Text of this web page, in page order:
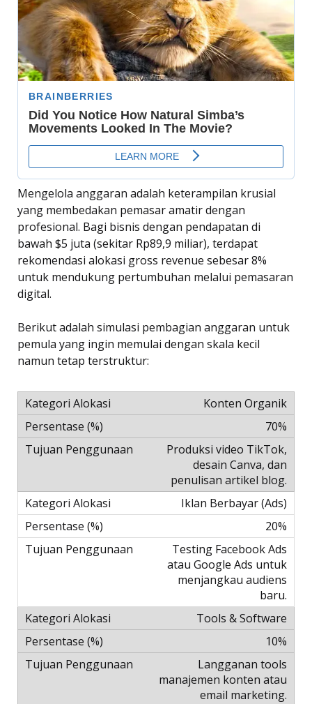
Mengelola anggaran adalah keterampilan krusial
yang membedakan pemasar amatir dengan
profesional. Bagi bisnis dengan pendapatan di
bawah $5 juta (sekitar Rp89,9 miliar), terdapat
rekomendasi alokasi gross revenue sebesar 8%
untuk mendukung pertumbuhan melalui pemasaran
digital.
Berikut adalah simulasi pembagian anggaran untuk
pemula yang ingin memulai dengan skala kecil
namun tetap terstruktur:
Konten Organik
70%
Produksi video TikTok,
desain Canva, dan
penulisan artikel blog.
Iklan Berbayar (Ads)
20%
Testing Facebook Ads
atau Google Ads untuk
menjangkau audiens
baru.
Tools & Software
10%
Langganan tools
manajemen konten atau
email marketing.